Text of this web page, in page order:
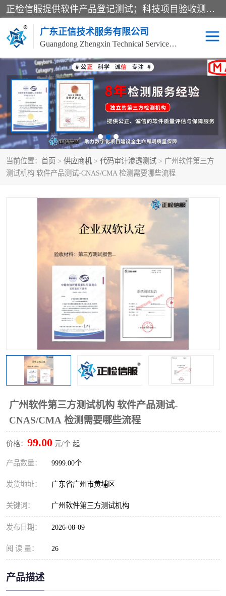
正检信服提供软件产品登记测试；科技项目验收测试；产品确认测试；功能测试；性能测试；安全测试；代码审计测试；漏洞扫描测试；渗透测试；风险评估测试；信息安全等级保护测评；双软认定；实验室建设质量体系建设；软件着作权、软件评测等服务。
广东正信技术服务有限公司
Guangdong Zhengxin Technical Service Co., Ltd
当前位置： 首页 > 供应商机 > 代码审计渗透测试 > 广州软件第三方
测试机构 软件产品测试-CNAS/CMA 检测需要哪些流程
广州软件第三方测试机构 软件产品测试-
CNAS/CMA 检测需要哪些流程
价格： 99.00 元/个 起
产品数量： 9999.00个
发货地址： 广东省广州市黄埔区
关键词： 广州软件第三方测试机构
发布日期： 2026-08-09
阅 读 量： 26
产品描述
电子政务验收测评 数字信息化验收测评
应用软件系统测试 信息系统漏洞扫描
科技成果鉴定测试 软件产品登记测试
信息安全风险评估 系统性能效率测试